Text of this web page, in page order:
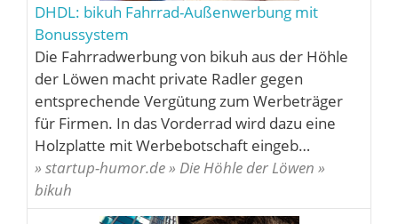
DHDL: bikuh Fahrrad-Außenwerbung mit
Bonussystem
Die Fahrradwerbung von bikuh aus der Höhle
der Löwen macht private Radler gegen
entsprechende Vergütung zum Werbeträger
für Firmen. In das Vorderrad wird dazu eine
Holzplatte mit Werbebotschaft eingeb…
» startup-humor.de » Die Höhle der Löwen »
bikuh